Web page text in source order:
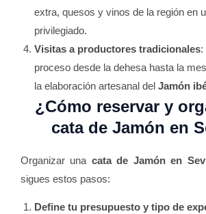
extra, quesos y vinos de la región en
privilegiado.
Visitas a productores tradicionales:
proceso desde la dehesa hasta la
la elaboración artesanal del Jamón
¿Cómo reservar y
cata de Jamón en
Organizar una cata de Jamón en
sigues estos pasos:
Define tu presupuesto y tipo de